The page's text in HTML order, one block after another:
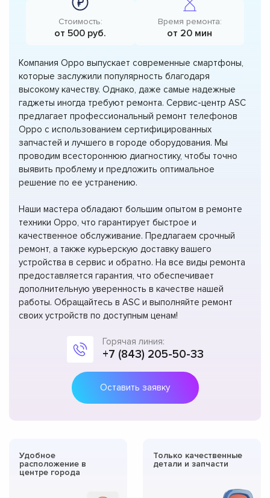
Стоимость:
от 500 руб.
Время ремонта:
от 20 мин
Компания Oppo выпускает современные смартфоны,
которые заслужили популярность благодаря
высокому качеству. Однако, даже самые надежные
гаджеты иногда требуют ремонта. Сервис-центр ASC
предлагает профессиональный ремонт телефонов
Oppo с использованием сертифицированных
запчастей и лучшего в городе оборудования. Мы
проводим всестороннюю диагностику, чтобы точно
выявить проблему и предложить оптимальное
решение по ее устранению.
Наши мастера обладают большим опытом в ремонте
техники Oppo, что гарантирует быстрое и
качественное обслуживание. Предлагаем срочный
ремонт, а также курьерскую доставку вашего
устройства в сервис и обратно. На все виды ремонта
предоставляется гарантия, что обеспечивает
дополнительную уверенность в качестве нашей
работы. Обращайтесь в ASC и выполняйте ремонт
своих устройств по доступным ценам!
Горячая линия:
+7 (843) 205-50-33
Оставить заявку
Удобное
расположение в
центре города
Только качественные
детали и запчасти